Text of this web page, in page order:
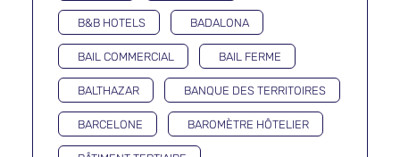
B&B HOTELS BADALONA
BAIL COMMERCIAL BAIL FERME
BALTHAZAR BANQUE DES TERRITOIRES
BARCELONE BAROMÈTRE HÔTELIER